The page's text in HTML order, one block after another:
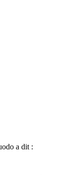
a dit :